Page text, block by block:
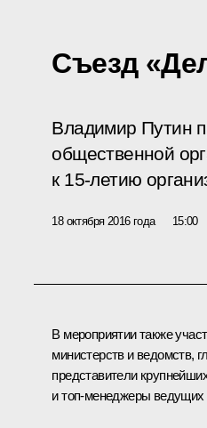
Съезд
Владимир Путин
общественной
к 15‑летию
18 октября 2016 года 15:00
В мероприятии также
министерств и ведомств,
представители
и топ‑менеджеры ведущих